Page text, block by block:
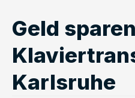
Geld
Karlsruhe